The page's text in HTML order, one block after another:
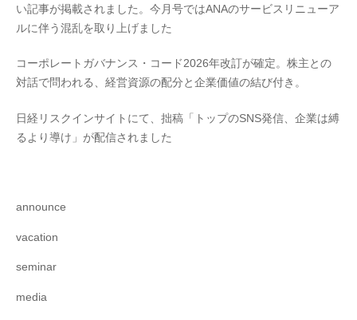
い記事が掲載されました。今月号ではANAのサービスリニューア
ルに伴う混乱を取り上げました
コーポレートガバナンス・コード2026年改訂が確定。株主との
対話で問われる、経営資源の配分と企業価値の結び付き。
日経リスクインサイトにて、拙稿「トップのSNS発信、企業は縛
るより導け」が配信されました
announce
vacation
seminar
media